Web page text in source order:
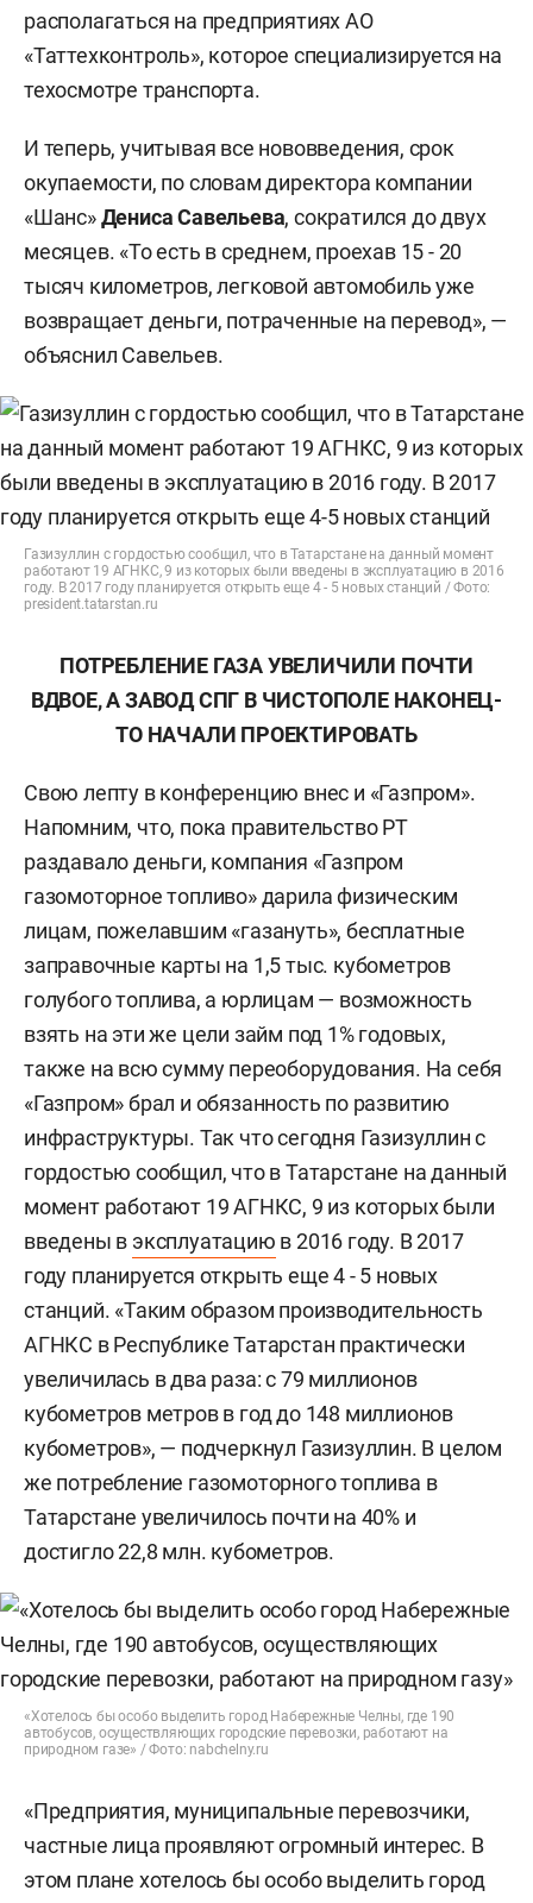
располагаться на предприятиях АО
«Таттехконтроль», которое специализируется на
техосмотре транспорта.
И теперь, учитывая все нововведения, срок
окупаемости, по словам директора компании
«Шанс»Дениса Савельева, сократился до двух
месяцев. «То есть в среднем, проехав 15 - 20
тысяч километров, легковой автомобиль уже
возвращает деньги, потраченные на перевод», —
объяснил Савельев.
Газизуллин с гордостью сообщил, что в Татарстане на данный момент
работают 19 АГНКС, 9 из которых были введены в эксплуатацию в 2016
году. В 2017 году планируется открыть еще 4 - 5 новых станций / Фото:
president.tatarstan.ru
ПОТРЕБЛЕНИЕ ГАЗА УВЕЛИЧИЛИ ПОЧТИ
ВДВОЕ, А ЗАВОД СПГ В ЧИСТОПОЛЕ НАКОНЕЦ-
ТО НАЧАЛИ ПРОЕКТИРОВАТЬ
Свою лепту в конференцию внес и «Газпром».
Напомним, что, пока правительство РТ
раздавало деньги, компания «Газпром
газомоторное топливо» дарила физическим
лицам, пожелавшим «газануть», бесплатные
заправочные карты на 1,5 тыс. кубометров
голубого топлива, а юрлицам — возможность
взять на эти же цели займ под 1% годовых,
также на всю сумму переоборудования. На себя
«Газпром» брал и обязанность по развитию
инфраструктуры. Так что сегодня Газизуллин с
гордостью сообщил, что в Татарстане на данный
момент работают 19 АГНКС, 9 из которых были
введены в эксплуатацию в 2016 году. В 2017
году планируется открыть еще 4 - 5 новых
станций. «Таким образом производительность
АГНКС в Республике Татарстан практически
увеличилась в два раза: с 79 миллионов
кубометров метров в год до 148 миллионов
кубометров», — подчеркнул Газизуллин. В целом
же потребление газомоторного топлива в
Татарстане увеличилось почти на 40% и
достигло 22,8 млн. кубометров.
«Хотелось бы особо выделить город Набережные Челны, где 190
автобусов, осуществляющих городские перевозки, работают на
природном газе» / Фото: nabchelny.ru
«Предприятия, муниципальные перевозчики,
частные лица проявляют огромный интерес. В
этом плане хотелось бы особо выделить город